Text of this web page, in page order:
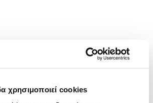
χρησιμοποιεί cookies